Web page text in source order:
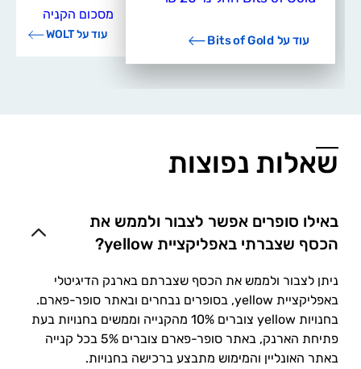
עוד על Bits of Gold
מסכום הקניה
עוד על WOLT
שאלות נפוצות
באילו סופרים אפשר לצבור ולממש את
הכסף שצברתי באפליקציית yellow?
ניתן לצבור ולממש את הכסף שצברתם בארנק הדיגיטלי
באפליקציית yellow, בסופרים נבחרים ובאתר סופר-פארם.
בחנויות yellow צוברים 10% מהקנייה וממשים בחנויות בעת
פתיחת הארנק, באתר סופר-פארם צוברים 5% בכל קנייה
באתר האונליין והמימוש מתבצע ברכישה בחנויות.